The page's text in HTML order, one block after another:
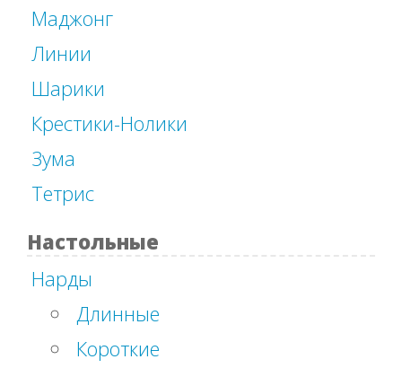
Маджонг
Линии
Шарики
Крестики-Нолики
Зума
Тетрис
Настольные
Нарды
Длинные
Короткие